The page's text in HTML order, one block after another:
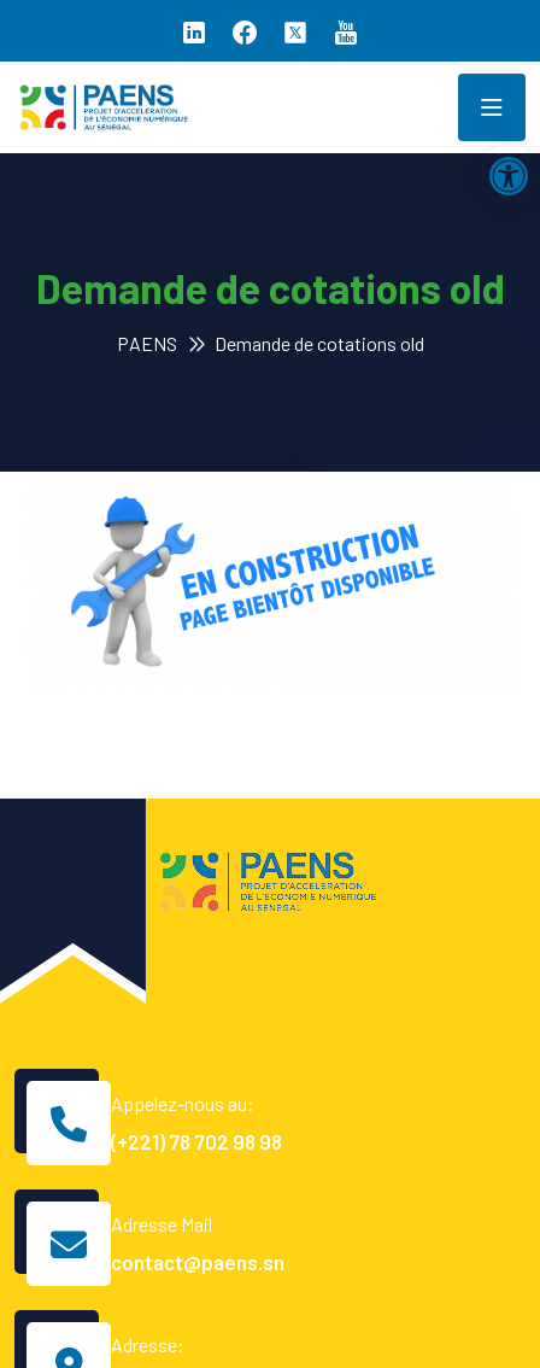
Demande de cotations old
PAENS Demande de cotations old
Appelez-nous au:
(+221) 78 702 98 98
Adresse Mail
contact@paens.sn
Adresse: